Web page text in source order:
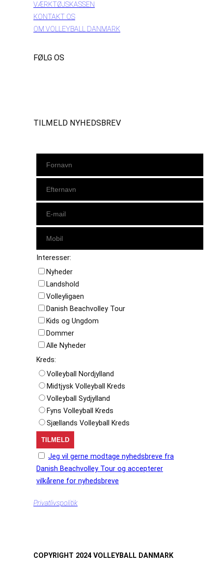
VÆRKTØJSKASSEN
KONTAKT OS
OM VOLLEYBALL DANMARK
FØLG OS
TILMELD NYHEDSBREV
Interesser:
Nyheder
Landshold
Volleyligaen
Danish Beachvolley Tour
Kids og Ungdom
Dommer
Alle Nyheder
Kreds:
Volleyball Nordjylland
Midtjysk Volleyball Kreds
Volleyball Sydjylland
Fyns Volleyball Kreds
Sjællands Volleyball Kreds
Jeg vil gerne modtage nyhedsbreve fra
Danish Beachvolley Tour og accepterer
vilkårene for nyhedsbreve
Privatlivspolitik
COPYRIGHT 2024 VOLLEYBALL DANMARK